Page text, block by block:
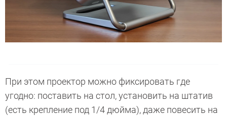
При этом проектор можно фиксировать где
угодно: поставить на стол, установить на штатив
(есть крепление под 1/4 дюйма), даже повесить на